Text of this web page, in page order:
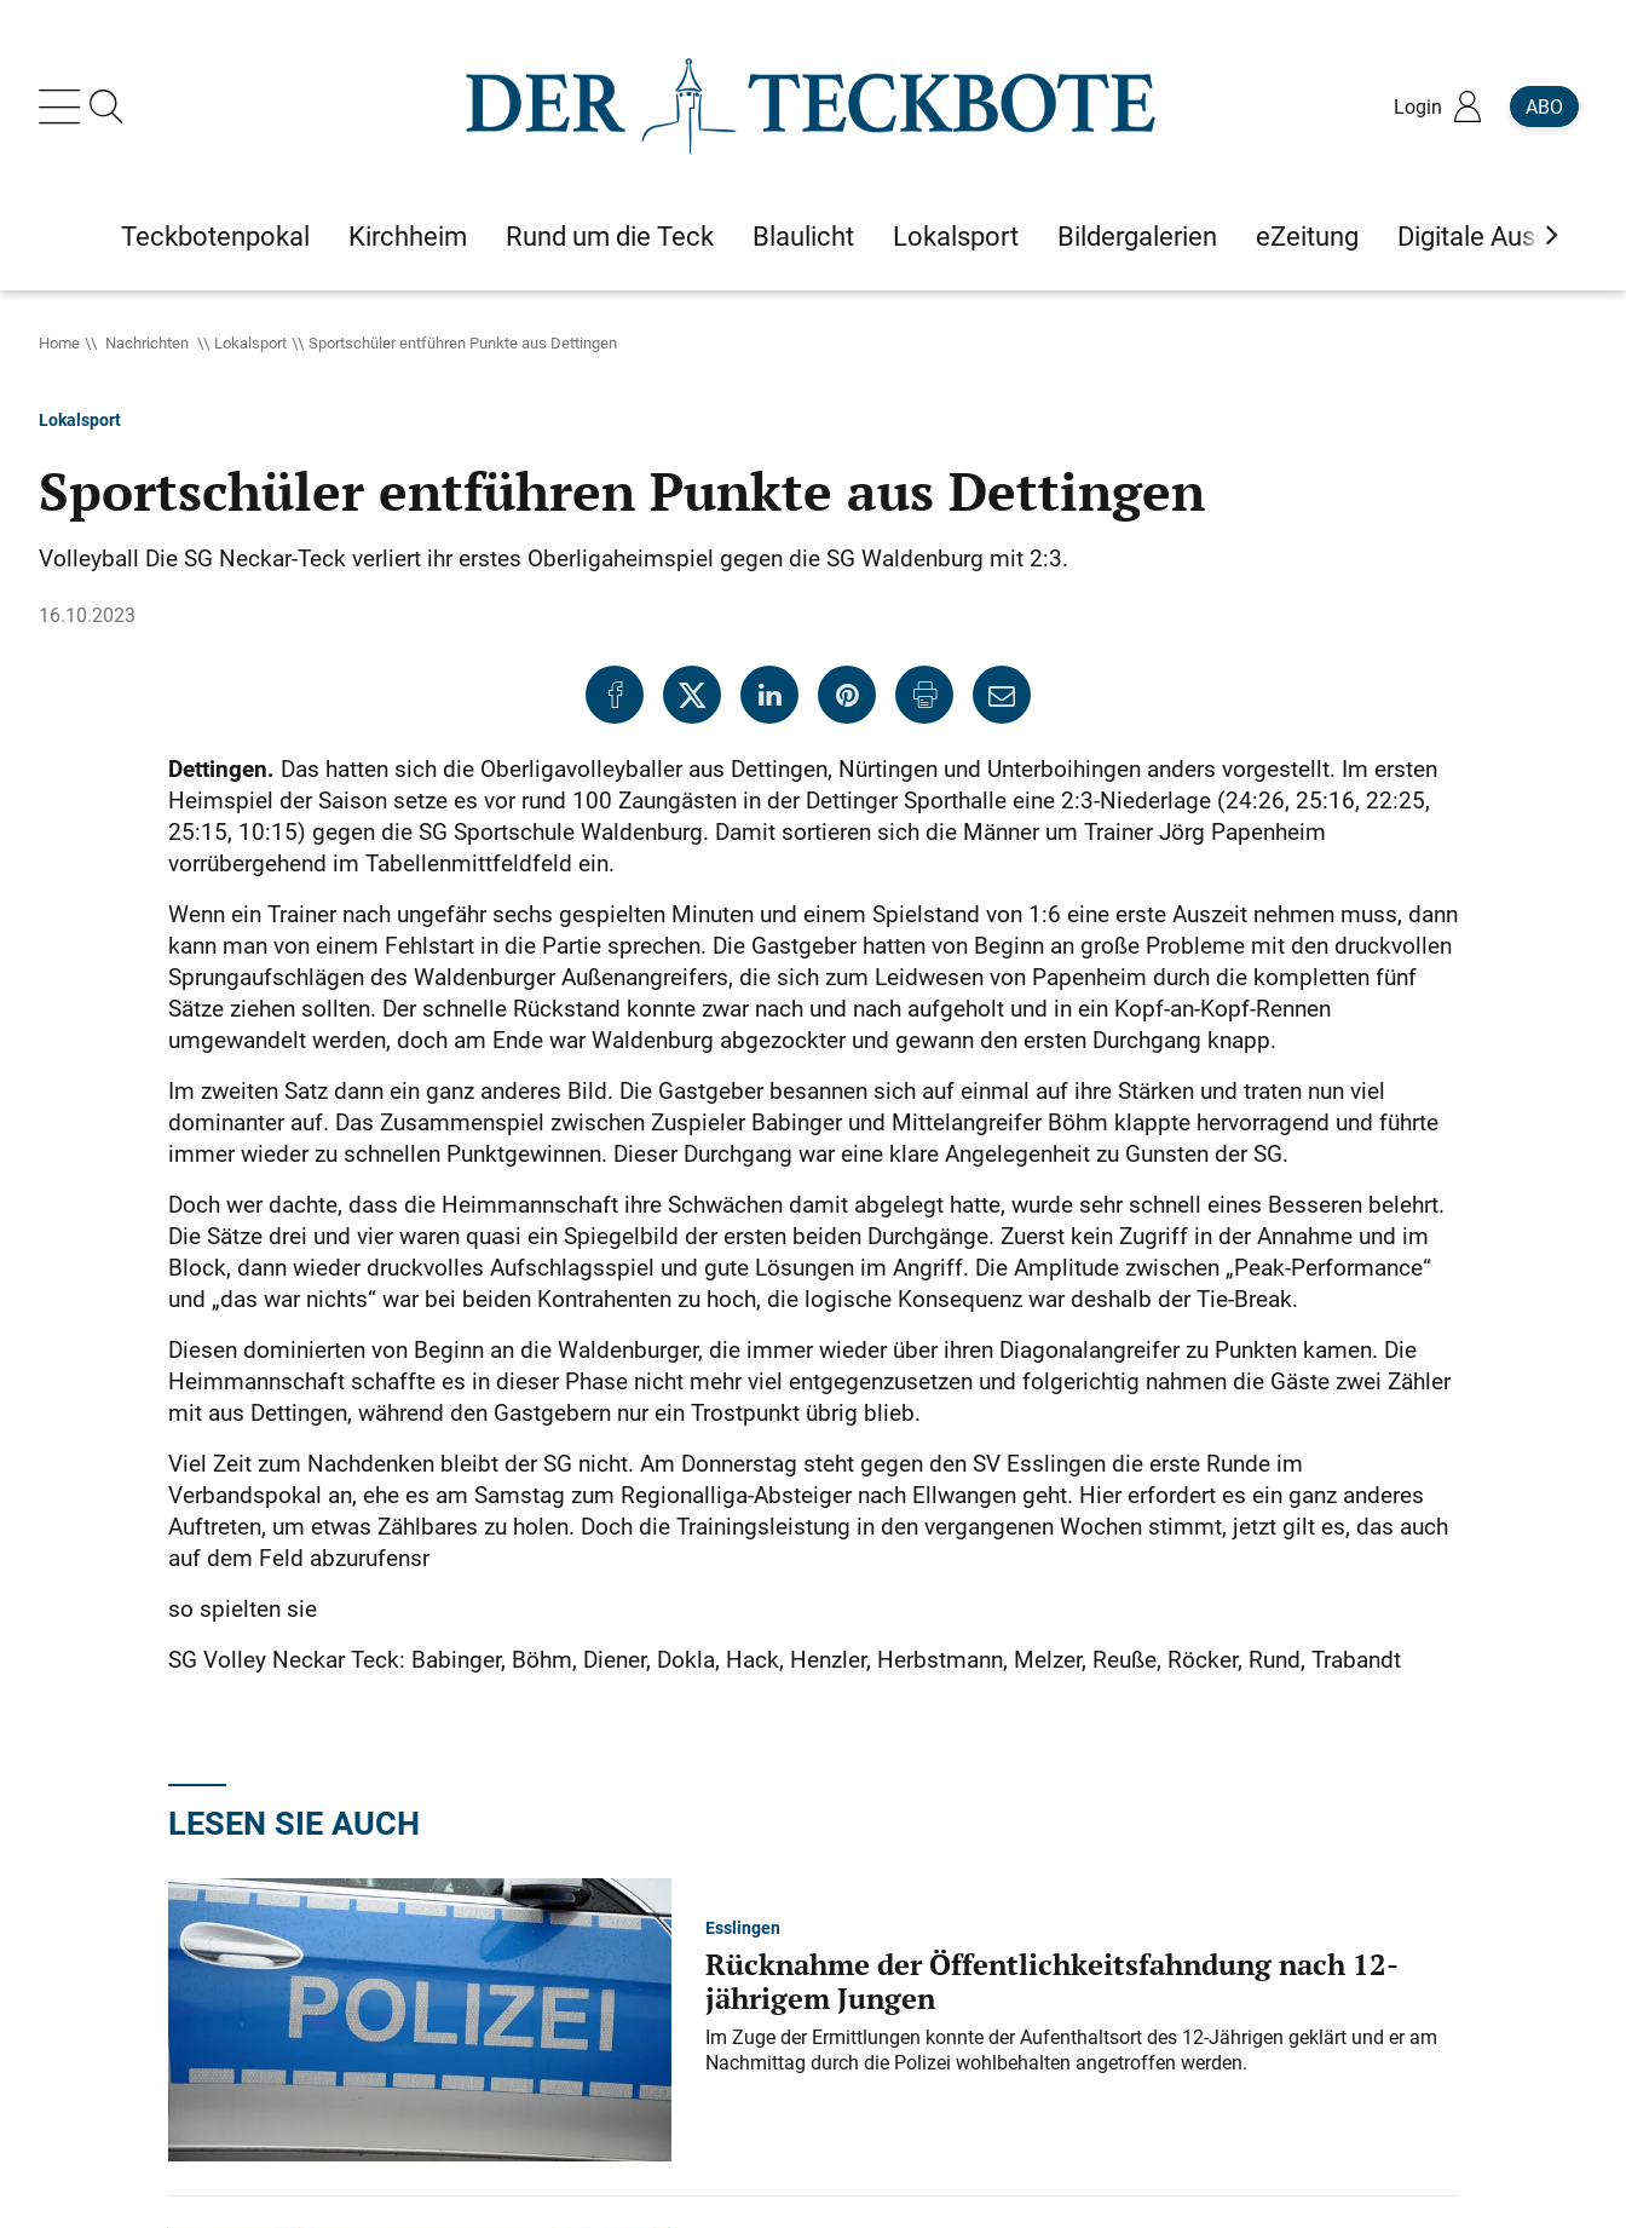
Login ABO
Teckbotenpokal Kirchheim Rund um die Teck Blaulicht Lokalsport Bildergalerien eZeitung Digitale Ausgaben
Home Nachrichten Lokalsport Sportschüler entführen Punkte aus Dettingen
Lokalsport
Sportschüler entführen Punkte aus Dettingen
Volleyball Die SG Neckar-Teck verliert ihr erstes Oberligaheimspiel gegen die SG Waldenburg mit 2:3.
16.10.2023
Dettingen. Das hatten sich die Oberligavolleyballer aus Dettingen, Nürtingen und Unterboihingen anders vorgestellt. Im ersten
Heimspiel der Saison setze es vor rund 100 Zaungästen in der Dettinger Sporthalle eine 2:3-Niederlage (24:26, 25:16, 22:25,
25:15, 10:15) gegen die SG Sportschule Waldenburg. Damit sortieren sich die Männer um Trainer Jörg Papenheim
vorrübergehend im Tabellenmittfeldfeld ein.
Wenn ein Trainer nach ungefähr sechs gespielten Minuten und einem Spielstand von 1:6 eine erste Auszeit nehmen muss, dann
kann man von einem Fehlstart in die Partie sprechen. Die Gastgeber hatten von Beginn an große Probleme mit den druckvollen
Sprungaufschlägen des Waldenburger Außenangreifers, die sich zum Leidwesen von Papenheim durch die kompletten fünf
Sätze ziehen sollten. Der schnelle Rückstand konnte zwar nach und nach aufgeholt und in ein Kopf-an-Kopf-Rennen
umgewandelt werden, doch am Ende war Waldenburg abgezockter und gewann den ersten Durchgang knapp.
Im zweiten Satz dann ein ganz anderes Bild. Die Gastgeber besannen sich auf einmal auf ihre Stärken und traten nun viel
dominanter auf. Das Zusammenspiel zwischen Zuspieler Babinger und Mittelangreifer Böhm klappte hervorragend und führte
immer wieder zu schnellen Punktgewinnen. Dieser Durchgang war eine klare Angelegenheit zu Gunsten der SG.
Doch wer dachte, dass die Heimmannschaft ihre Schwächen damit abgelegt hatte, wurde sehr schnell eines Besseren belehrt.
Die Sätze drei und vier waren quasi ein Spiegelbild der ersten beiden Durchgänge. Zuerst kein Zugriff in der Annahme und im
Block, dann wieder druckvolles Aufschlagsspiel und gute Lösungen im Angriff. Die Amplitude zwischen „Peak-Performance“
und „das war nichts“ war bei beiden Kontrahenten zu hoch, die logische Konsequenz war deshalb der Tie-Break.
Diesen dominierten von Beginn an die Waldenburger, die immer wieder über ihren Diagonalangreifer zu Punkten kamen. Die
Heimmannschaft schaffte es in dieser Phase nicht mehr viel entgegenzusetzen und folgerichtig nahmen die Gäste zwei Zähler
mit aus Dettingen, während den Gastgebern nur ein Trostpunkt übrig blieb.
Viel Zeit zum Nachdenken bleibt der SG nicht. Am Donnerstag steht gegen den SV Esslingen die erste Runde im
Verbandspokal an, ehe es am Samstag zum Regionalliga-Absteiger nach Ellwangen geht. Hier erfordert es ein ganz anderes
Auftreten, um etwas Zählbares zu holen. Doch die Trainingsleistung in den vergangenen Wochen stimmt, jetzt gilt es, das auch
auf dem Feld abzurufensr
so spielten sie
SG Volley Neckar Teck: Babinger, Böhm, Diener, Dokla, Hack, Henzler, Herbstmann, Melzer, Reuße, Röcker, Rund, Trabandt
LESEN SIE AUCH
Esslingen
Rücknahme der Öffentlichkeitsfahndung nach 12-
jährigem Jungen
Im Zuge der Ermittlungen konnte der Aufenthaltsort des 12-Jährigen geklärt und er am
Nachmittag durch die Polizei wohlbehalten angetroffen werden.